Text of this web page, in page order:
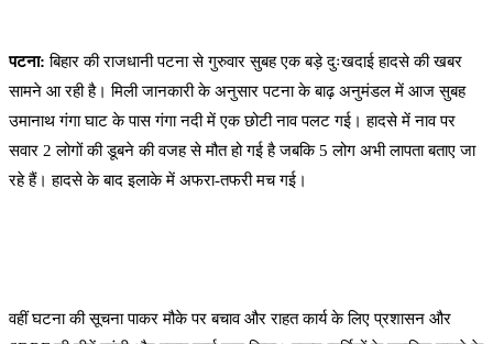
पटना: बिहार की राजधानी पटना से गुरुवार सुबह एक बड़े दुःखदाई हादसे की खबर
सामने आ रही है। मिली जानकारी के अनुसार पटना के बाढ़ अनुमंडल में आज सुबह
उमानाथ गंगा घाट के पास गंगा नदी में एक छोटी नाव पलट गई। हादसे में नाव पर
सवार 2 लोगों की डूबने की वजह से मौत हो गई है जबकि 5 लोग अभी लापता बताए जा
रहे हैं। हादसे के बाद इलाके में अफरा-तफरी मच गई।
वहीं घटना की सूचना पाकर मौके पर बचाव और राहत कार्य के लिए प्रशासन और